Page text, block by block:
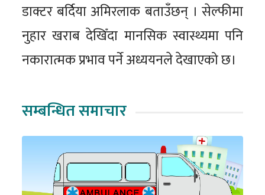
डाक्टर बर्दिया अमिरलाक बताउँछन् । सेल्फीमा
नुहार खराब देखिँदा मानसिक स्वास्थ्यमा पनि
नकारात्मक प्रभाव पर्ने अध्ययनले देखाएको छ।
सम्बन्धित समाचार